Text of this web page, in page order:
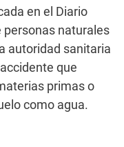
en el Diario
personas naturales
autoridad sanitaria
que
primas o
como agua.